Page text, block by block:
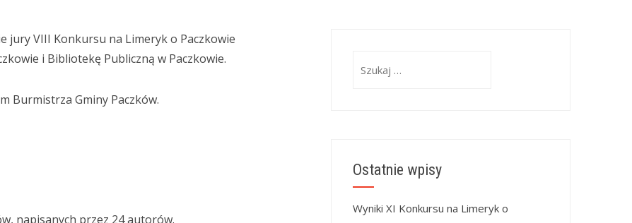
jury VIII Konkursu na Limeryk o Paczkowie
i Bibliotekę Publiczną w Paczkowie.
Burmistrza Gminy Paczków.
napisanych przez 24 autorów.
Ostatnie wpisy
Wyniki XI Konkursu na Limeryk o